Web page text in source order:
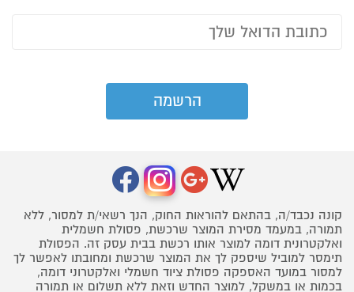
קונה נכבד/ה, בהתאם להוראות החוק, הנך רשאי/ת למסור, ללא
תמורה, במעמד מסירת המוצר שרכשת, פסולת חשמלית
ואלקטרונית דומה למוצר אותו רכשת בבית עסק זה. הפסולת
תימסר למוביל שיספק לך את המוצר שרכשת ומחובתו לאפשר לך
למסור במועד האספקה פסולת ציוד חשמלי ואלקטרוני דומה,
בכמות או במשקל, למוצר החדש וזאת ללא תשלום או תמורה